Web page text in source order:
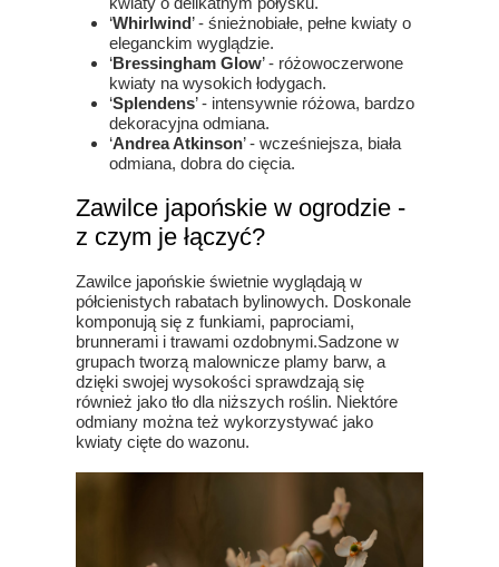
‘Whirlwind’ - śnieżnobiałe, pełne kwiaty o
eleganckim wyglądzie.
‘Bressingham Glow’ - różowoczerwone
kwiaty na wysokich łodygach.
‘Splendens’ - intensywnie różowa, bardzo
dekoracyjna odmiana.
‘Andrea Atkinson’ - wcześniejsza, biała
odmiana, dobra do cięcia.
Zawilce japońskie w ogrodzie -
z czym je łączyć?
Zawilce japońskie świetnie wyglądają w
półcienistych rabatach bylinowych. Doskonale
komponują się z funkiami, paprociami,
brunnerami i trawami ozdobnymi.Sadzone w
grupach tworzą malownicze plamy barw, a
dzięki swojej wysokości sprawdzają się
również jako tło dla niższych roślin. Niektóre
odmiany można też wykorzystywać jako
kwiaty cięte do wazonu.